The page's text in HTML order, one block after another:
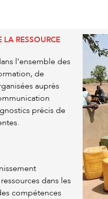
LA RESSOURCE
l’ensemble des
de
auprès
précis de
dans les
compétences